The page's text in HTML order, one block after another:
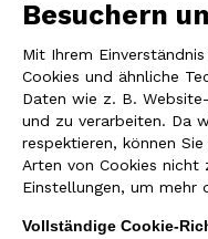
Besuchern
Mit Ihrem
Cookies und ähnliche
Daten wie z. B.
und zu verarbeiten. Da
respektieren, können
Arten von Cookies nicht
Einstellungen, um mehr
Vollständige Cookie-